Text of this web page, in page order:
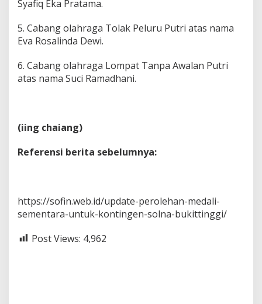
Syafiq Eka Pratama.
5. Cabang olahraga Tolak Peluru Putri atas nama
Eva Rosalinda Dewi.
6. Cabang olahraga Lompat Tanpa Awalan Putri
atas nama Suci Ramadhani.
(iing chaiang)
Referensi berita sebelumnya:
https://sofin.web.id/update-perolehan-medali-
sementara-untuk-kontingen-solna-bukittinggi/
Post Views: 4,962